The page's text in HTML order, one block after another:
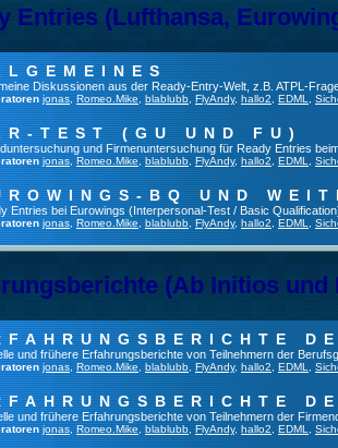
Entries (Lufthansa,
Diskussionen aus der Ready-Entry-Welt, z.B. ATPL-
jonas Romeo.Mike blablubb FlyAndy, hallo2 EDML
TEST (GU UND FU)
und Firmenuntersuchung für Ready Entries
jonas Romeo.Mike blablubb FlyAndy, hallo2 EDML
BQ UND
Entries bei Eurowings (Interpersonal-Test / Basic
jonas Romeo.Mike blablubb FlyAndy, hallo2 EDML
(Ab Initios und
und frühere Erfahrungsberichte von Teilnehmern der
jonas Romeo.Mike blablubb FlyAndy, hallo2 EDML
und frühere Erfahrungsberichte von Teilnehmern der
jonas Romeo.Mike blablubb FlyAndy, hallo2 EDML